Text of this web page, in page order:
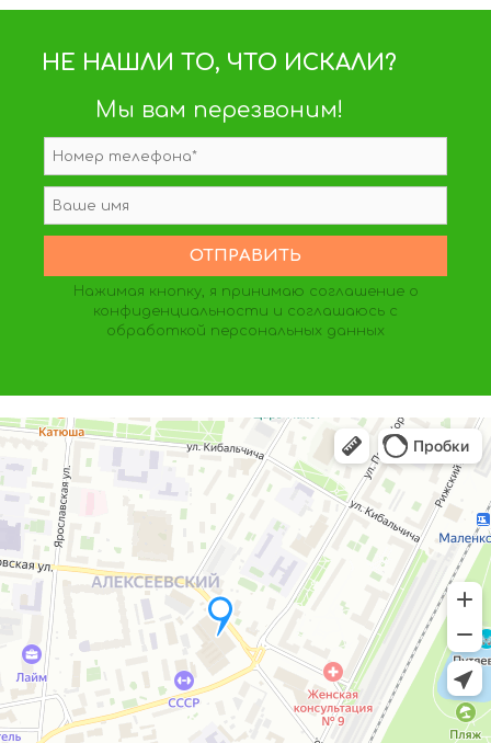
НЕ НАШЛИ ТО, ЧТО ИСКАЛИ?
Мы вам перезвоним!
Нажимая кнопку, я принимаю соглашение о
конфиденциальности и соглашаюсь с
обработкой персональных данных